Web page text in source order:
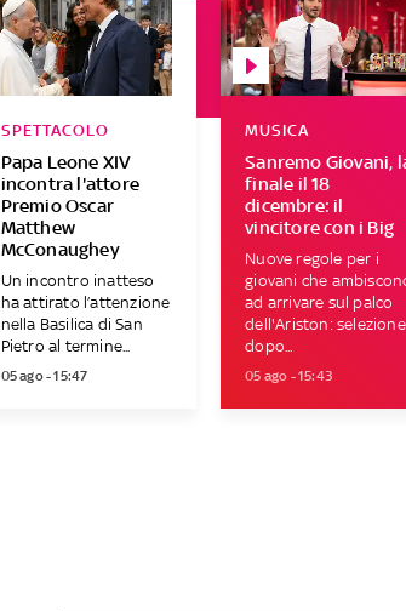
Papa Leone XIV
incontra l'attore
Premio Oscar
Matthew
McConaughey
SPETTACOLO
Un incontro inatteso
ha attirato l’attenzione
nella Basilica di San
Pietro al termine...
05 ago - 15:47
Sanremo Giovani,
finale il 18
dicembre: il
vincitore con i Big
MUSICA
Nuove regole per i
giovani che
ad arrivare sul palco
dell'Ariston: selezione
dopo...
05 ago - 15:43